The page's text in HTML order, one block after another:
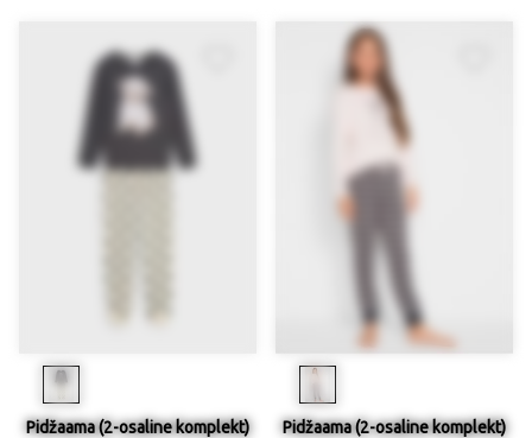
Pidžaama (2-osaline komplekt)
Pidžaama (2-osaline komplekt)